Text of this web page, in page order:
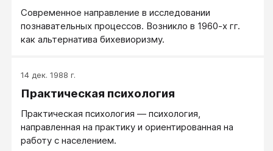
Современное направление в исследовании
познавательных процессов. Возникло в 1960-х гг.
как альтернатива бихевиоризму.
14 дек. 1988 г.
Практическая психология
Практическая психология — психология,
направленная на практику и ориентированная на
работу с населением.